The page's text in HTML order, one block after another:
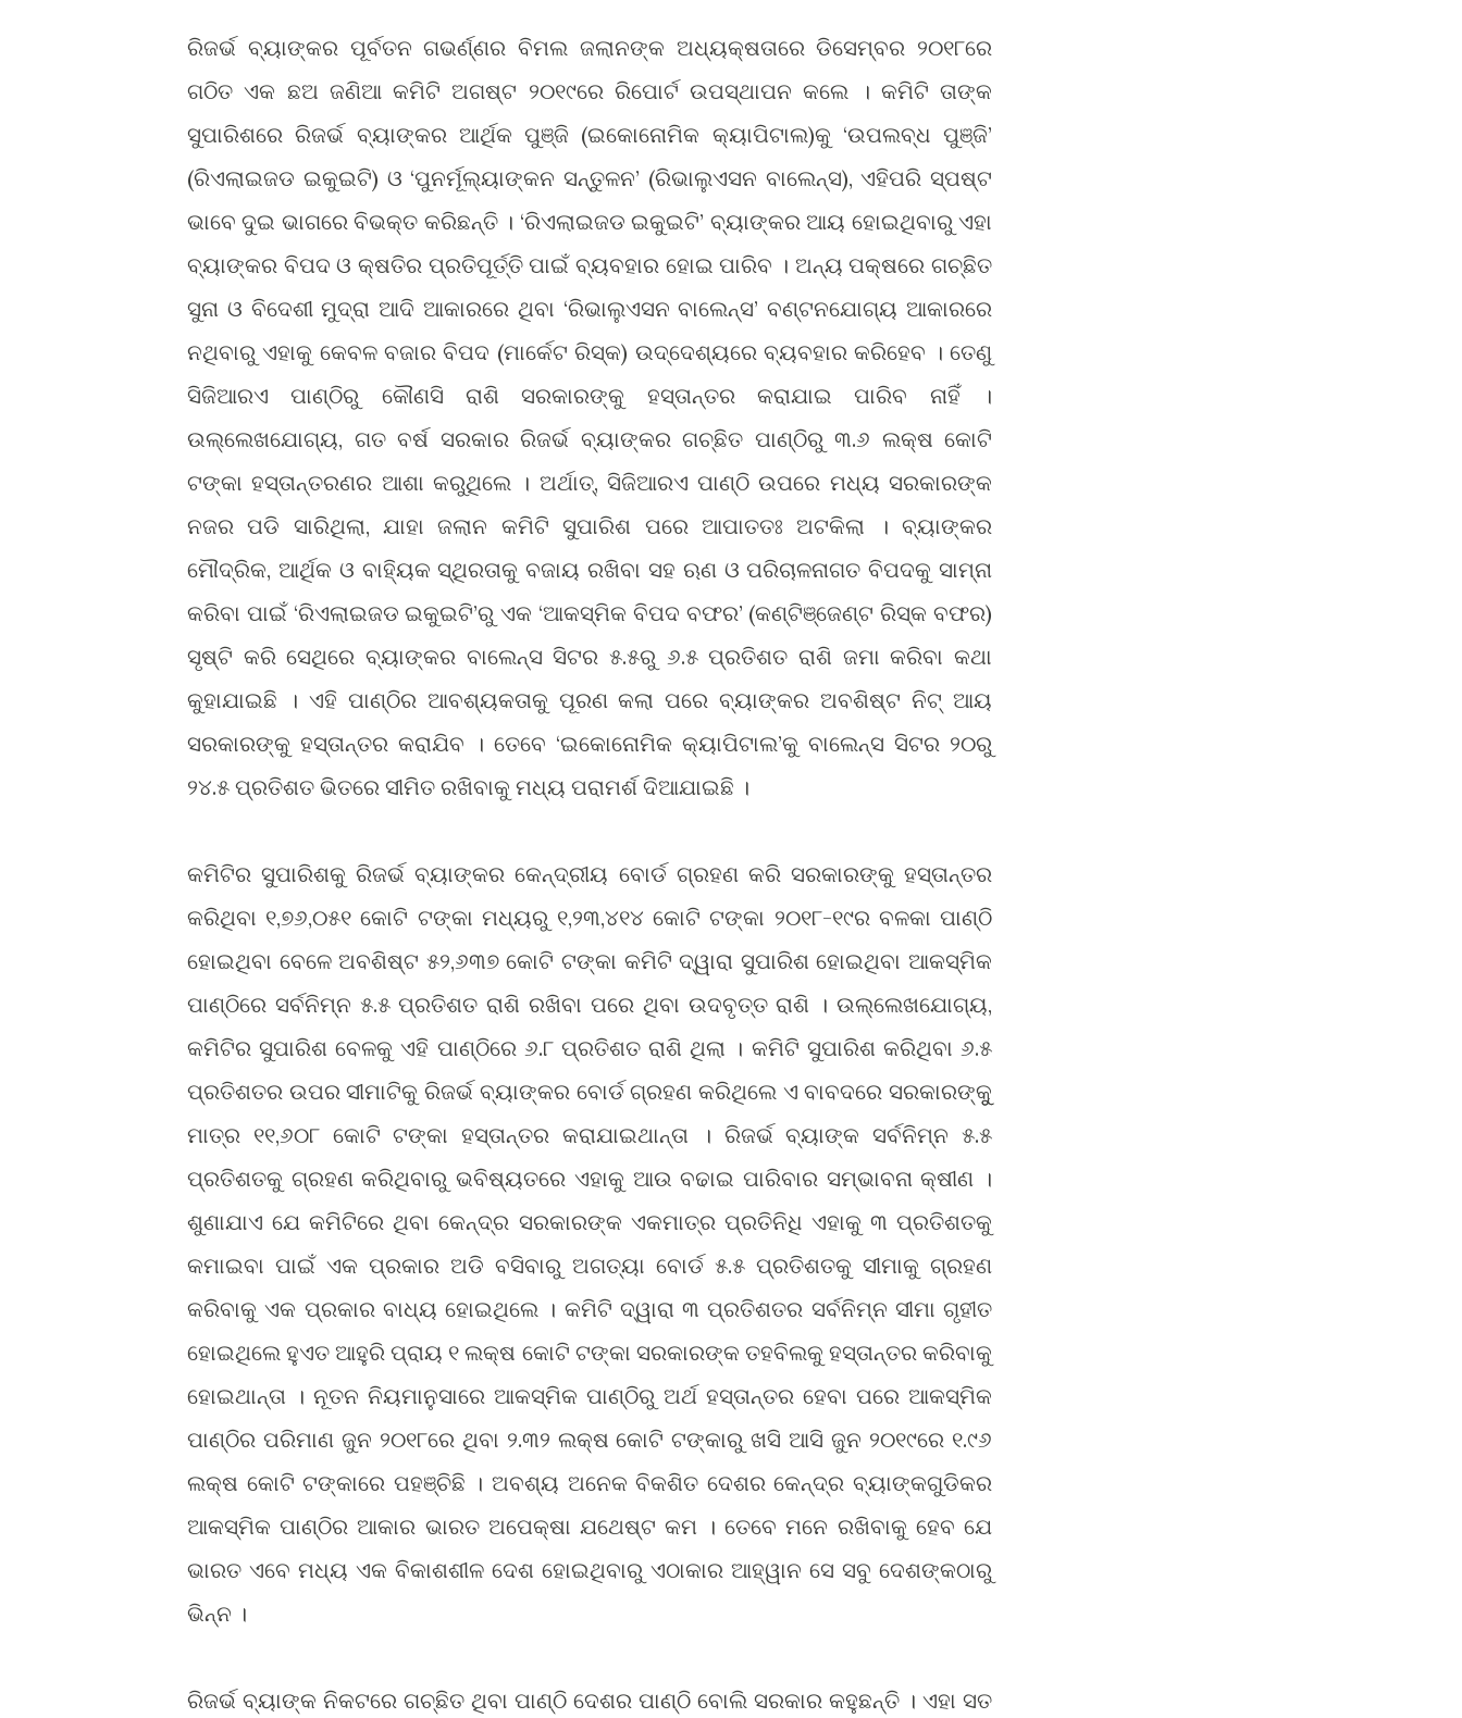
ରିଜର୍ଭ ବ୍ୟାଙ୍କର ପୂର୍ବତନ ଗଭର୍ଣ୍ଣର ବିମଲ ଜଲାନଙ୍କ ଅଧ୍ୟକ୍ଷତାରେ ଡିସେମ୍ବର ୨୦୧୮ରେ
ଗଠିତ ଏକ ଛଅ ଜଣିଆ କମିଟି ଅଗଷ୍ଟ ୨୦୧୯ରେ ରିପୋର୍ଟ ଉପସ୍ଥାପନ କଲେ । କମିଟି ତାଙ୍କ
ସୁପାରିଶରେ ରିଜର୍ଭ ବ୍ୟାଙ୍କର ଆର୍ଥିକ ପୁଞ୍ଜି (ଇକୋନୋମିକ କ୍ୟାପିଟାଲ)କୁ ‘ଉପଲବ୍ଧ ପୁଞ୍ଜି’
(ରିଏଲାଇଜଡ ଇକୁଇଟି) ଓ ‘ପୁନର୍ମୂଲ୍ୟାଙ୍କନ ସନ୍ତୁଳନ’ (ରିଭାଲୁଏସନ ବାଲେନ୍ସ), ଏହିପରି ସ୍ପଷ୍ଟ
ଭାବେ ଦୁଇ ଭାଗରେ ବିଭକ୍ତ କରିଛନ୍ତି । ‘ରିଏଲାଇଜଡ ଇକୁଇଟି’ ବ୍ୟାଙ୍କର ଆୟ ହୋଇଥିବାରୁ ଏହା
ବ୍ୟାଙ୍କର ବିପଦ ଓ କ୍ଷତିର ପ୍ରତିପୂର୍ତ୍ତିପାଇଁ ବ୍ୟବହାର ହୋଇ ପାରିବ । ଅନ୍ୟ ପକ୍ଷରେ ଗଚ୍ଛିତ
ସୁନା ଓ ବିଦେଶୀ ମୁଦ୍ରା ଆଦି ଆକାରରେ ଥିବା ‘ରିଭାଲୁଏସନ ବାଲେନ୍ସ’ ବଣ୍ଟନଯୋଗ୍ୟ ଆକାରରେ
ନଥିବାରୁ ଏହାକୁ କେବଳ ବଜାର ବିପଦ (ମାର୍କେଟ ରିସ୍କ) ଉଦ୍ଦେଶ୍ୟରେ ବ୍ୟବହାର କରିହେବ । ତେଣୁ
ସିଜିଆରଏ ପାଣ୍ଠିରୁ କୌଣସି ରାଶି ସରକାରଙ୍କୁ ହସ୍ତାନ୍ତର କରାଯାଇ ପାରିବ ନାହିଁ ।
ଉଲ୍ଲେଖଯୋଗ୍ୟ, ଗତ ବର୍ଷ ସରକାର ରିଜର୍ଭ ବ୍ୟାଙ୍କର ଗଚ୍ଛିତ ପାଣ୍ଠିରୁ ୩.୬ ଲକ୍ଷ କୋଟି
ଟଙ୍କା ହସ୍ତାନ୍ତରଣର ଆଶା କରୁଥିଲେ । ଅର୍ଥାତ୍, ସିଜିଆରଏ ପାଣ୍ଠି ଉପରେ ମଧ୍ୟ ସରକାରଙ୍କ
ନଜର ପଡି ସାରିଥିଲା, ଯାହା ଜଲାନ କମିଟି ସୁପାରିଶ ପରେ ଆପାତତଃ ଅଟକିଲା । ବ୍ୟାଙ୍କର
ମୌଦ୍ରିକ, ଆର୍ଥିକ ଓ ବାହ୍ୟିକ ସ୍ଥିରତାକୁ ବଜାୟ ରଖିବା ସହ ଋଣ ଓ ପରିଚାଳନାଗତ ବିପଦକୁ ସାମ୍ନା
କରିବା ପାଇଁ ‘ରିଏଲାଇଜଡ ଇକୁଇଟି’ରୁ ଏକ ‘ଆକସ୍ମିକ ବିପଦ ବଫର’ (କଣ୍ଟିଞ୍ଜେଣ୍ଟ ରିସ୍କ ବଫର)
ସୃଷ୍ଟି କରି ସେଥିରେ ବ୍ୟାଙ୍କର ବାଲେନ୍ସ ସିଟର ୫.୫ରୁ ୬.୫ ପ୍ରତିଶତ ରାଶି ଜମା କରିବା କଥା
କୁହାଯାଇଛି । ଏହି ପାଣ୍ଠିର ଆବଶ୍ୟକତାକୁ ପୂରଣ କଲା ପରେ ବ୍ୟାଙ୍କର ଅବଶିଷ୍ଟ ନିଟ୍ ଆୟ
ସରକାରଙ୍କୁ ହସ୍ତାନ୍ତର କରାଯିବ । ତେବେ ‘ଇକୋନୋମିକ କ୍ୟାପିଟାଲ’କୁ ବାଲେନ୍ସ ସିଟର ୨୦ରୁ
୨୪.୫ ପ୍ରତିଶତ ଭିତରେ ସୀମିତ ରଖିବାକୁ ମଧ୍ୟ ପରାମର୍ଶ ଦିଆଯାଇଛି ।
କମିଟିର ସୁପାରିଶକୁ ରିଜର୍ଭ ବ୍ୟାଙ୍କର କେନ୍ଦ୍ରୀୟ ବୋର୍ଡ ଗ୍ରହଣ କରି ସରକାରଙ୍କୁ ହସ୍ତାନ୍ତର
କରିଥିବା ୧,୭୬,୦୫୧ କୋଟି ଟଙ୍କା ମଧ୍ୟରୁ ୧,୨୩,୪୧୪ କୋଟି ଟଙ୍କା ୨୦୧୮-୧୯ର ବଳକା ପାଣ୍ଠି
ହୋଇଥିବା ବେଳେ ଅବଶିଷ୍ଟ ୫୨,୬୩୭ କୋଟି ଟଙ୍କା କମିଟି ଦ୍ୱାରା ସୁପାରିଶ ହୋଇଥିବା ଆକସ୍ମିକ
ପାଣ୍ଠିରେ ସର୍ବନିମ୍ନ ୫.୫ ପ୍ରତିଶତ ରାଶି ରଖିବା ପରେ ଥିବା ଉଦବୃତ୍ତ ରାଶି । ଉଲ୍ଲେଖଯୋଗ୍ୟ,
କମିଟିର ସୁପାରିଶ ବେଳକୁ ଏହି ପାଣ୍ଠିରେ ୬.୮ ପ୍ରତିଶତ ରାଶି ଥିଲା । କମିଟି ସୁପାରିଶ କରିଥିବା ୬.୫
ପ୍ରତିଶତର ଉପର ସୀମାଟିକୁ ରିଜର୍ଭ ବ୍ୟାଙ୍କର ବୋର୍ଡ ଗ୍ରହଣ କରିଥିଲେ ଏ ବାବଦରେ ସରକାରଙ୍କୁୁ
ମାତ୍ର ୧୧,୬୦୮ କୋଟି ଟଙ୍କା ହସ୍ତାନ୍ତର କରାଯାଇଥାନ୍ତା । ରିଜର୍ଭ ବ୍ୟାଙ୍କ ସର୍ବନିମ୍ନ ୫.୫
ପ୍ରତିଶତକୁ ଗ୍ରହଣ କରିଥିବାରୁ ଭବିଷ୍ୟତରେ ଏହାକୁ ଆଉ ବଢାଇ ପାରିବାର ସମ୍ଭାବନା କ୍ଷୀଣ ।
ଶୁଣାଯାଏ ଯେ କମିଟିରେ ଥିବା କେନ୍ଦ୍ର ସରକାରଙ୍କ ଏକମାତ୍ର ପ୍ରତିନିଧି ଏହାକୁ ୩ ପ୍ରତିଶତକୁ
କମାଇବା ପାଇଁ ଏକ ପ୍ରକାର ଅଡି ବସିବାରୁ ଅଗତ୍ୟା ବୋର୍ଡ ୫.୫ ପ୍ରତିଶତକୁ ସୀମାକୁ ଗ୍ରହଣ
କରିବାକୁ ଏକ ପ୍ରକାର ବାଧ୍ୟ ହୋଇଥିଲେ । କମିଟି ଦ୍ୱାରା ୩ ପ୍ରତିଶତର ସର୍ବନିମ୍ନ ସୀମା ଗୃହୀତ
ହୋଇଥିଲେ ହୁଏତ ଆହୁରି ପ୍ରାୟ ୧ ଲକ୍ଷ କୋଟି ଟଙ୍କା ସରକାରଙ୍କ ତହବିଲକୁ ହସ୍ତାନ୍ତର କରିବାକୁ
ହୋଇଥାନ୍ତା । ନୂତନ ନିୟମାନୁସାରେ ଆକସ୍ମିକ ପାଣ୍ଠିରୁ ଅର୍ଥ ହସ୍ତାନ୍ତର ହେବା ପରେ ଆକସ୍ମିକ
ପାଣ୍ଠିର ପରିମାଣ ଜୁନ ୨୦୧୮ରେ ଥିବା ୨.୩୨ ଲକ୍ଷ କୋଟି ଟଙ୍କାରୁ ଖସି ଆସି ଜୁନ ୨୦୧୯ରେ ୧.୯୬
ଲକ୍ଷ କୋଟି ଟଙ୍କାରେ ପହଞ୍ଚିଛି । ଅବଶ୍ୟ ଅନେକ ବିକଶିତ ଦେଶର କେନ୍ଦ୍ର ବ୍ୟାଙ୍କଗୁଡିକର
ଆକସ୍ମିକ ପାଣ୍ଠିର ଆକାର ଭାରତ ଅପେକ୍ଷା ଯଥେଷ୍ଟ କମ । ତେବେ ମନେ ରଖିବାକୁ ହେବ ଯେ
ଭାରତ ଏବେ ମଧ୍ୟ ଏକ ବିକାଶଶୀଳ ଦେଶ ହୋଇଥିବାରୁ ଏଠାକାର ଆହ୍ୱାନ ସେ ସବୁ ଦେଶଙ୍କଠାରୁ
ଭିନ୍ନ ।
ରିଜର୍ଭ ବ୍ୟାଙ୍କ ନିକଟରେ ଗଚ୍ଛିତ ଥିବା ପାଣ୍ଠି ଦେଶର ପାଣ୍ଠି ବୋଲି ସରକାର କହୁଛନ୍ତି । ଏହା ସତ